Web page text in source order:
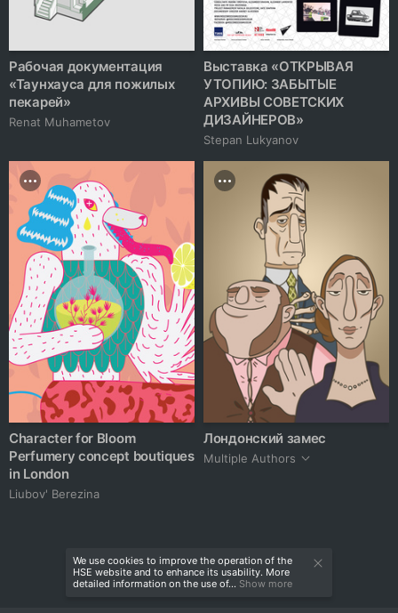
Рабочая документация
«Таунхауса для пожилых
пекарей»
Renat Muhametov
Выставка «ОТКРЫВАЯ
УТОПИЮ: ЗАБЫТЫЕ
АРХИВЫ СОВЕТСКИХ
ДИЗАЙНЕРОВ»
Stepan Lukyanov
Character for Bloom
Perfumery concept boutiques
in London
Liubov' Berezina
Лондонский замес
Multiple Authors
We use cookies to improve the operation of the
HSE website and to enhance its usability. More
detailed information on the use of... Show more